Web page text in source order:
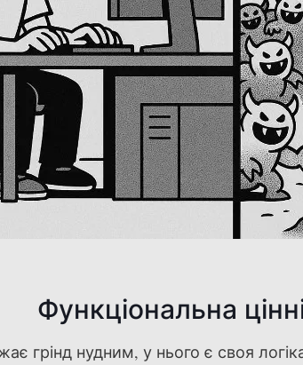
Функціональна
грінд нудним, у нього є своя